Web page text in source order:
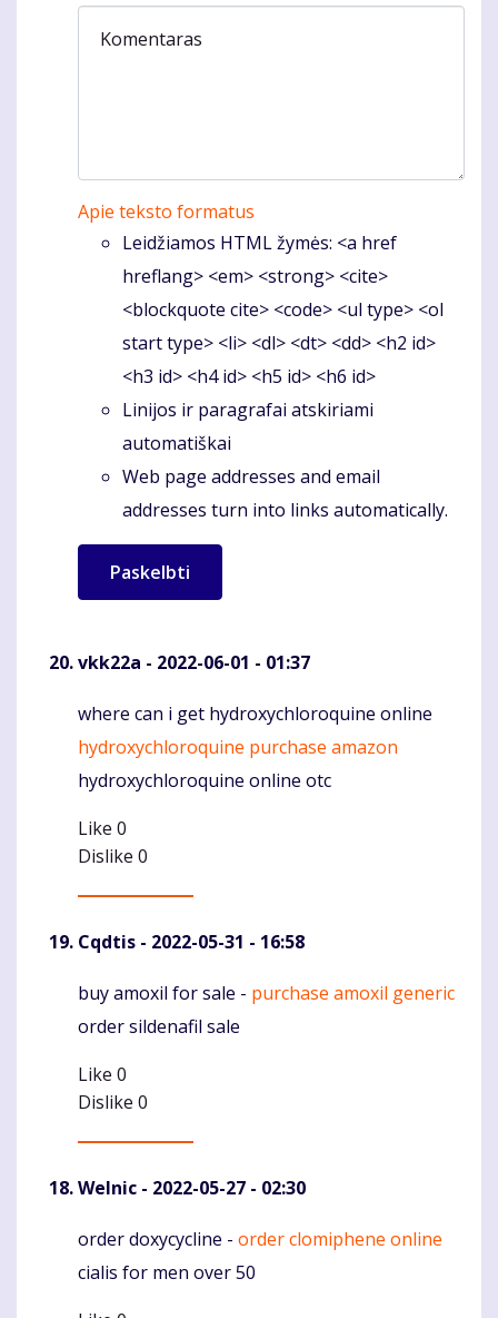
Komentaras
Apie teksto formatus
Leidžiamos HTML žymės: <a href
hreflang> <em> <strong> <cite>
<blockquote cite> <code> <ul type> <ol
start type> <li> <dl> <dt> <dd> <h2 id>
<h3 id> <h4 id> <h5 id> <h6 id>
Linijos ir paragrafai atskiriami
automatiškai
Web page addresses and email
addresses turn into links automatically.
vkk22a - 2022-06-01 - 01:37
Komentaras
where can i get hydroxychloroquine online
hydroxychloroquine purchase amazon
hydroxychloroquine online otc
Like 0
Dislike 0
Cqdtis - 2022-05-31 - 16:58
Komentaras
buy amoxil for sale - purchase amoxil generic
order sildenafil sale
Like 0
Dislike 0
Welnic - 2022-05-27 - 02:30
Komentaras
order doxycycline - order clomiphene online
cialis for men over 50